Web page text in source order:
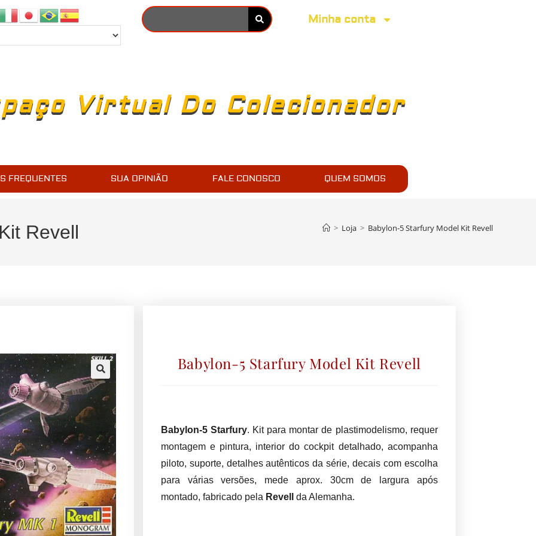
Minha conta
Virtual Do Colecionador
FREQUENTES SUA OPINIÃO FALE CONOSCO QUEM SOMOS
Revell > Loja > Babylon-5 Starfury Model Kit Revell
🔍
Babylon-5 Starfury Model Kit Revell
Babylon-5 Starfury. Kit para montar de plastimodelismo, requer
montagem e pintura, interior do cockpit detalhado, acompanha
piloto, suporte, detalhes autênticos da série, decais com escolha
para várias versões, mede aprox. 30cm de largura após
montado, fabricado pela Revell da Alemanha.